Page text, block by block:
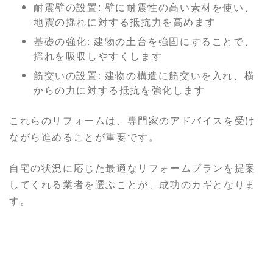
耐震壁の設置: 壁に耐震性の高い素材を使い、
地震の揺れに対する抵抗力を高めます
基礎の強化: 建物の土台を強固にすることで、
揺れを吸収しやすくします
筋交いの設置: 建物の構造に筋交いを入れ、横
からの力に対する抵抗を強化します
これらのリフォームは、専門家のアドバイスを受け
ながら進めることが重要です。
自宅の状況に応じた最適なリフォームプランを提案
してくれる業者を選ぶことが、成功のカギとなりま
す。